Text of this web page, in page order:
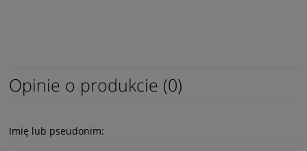
Opinie o produkcie (0)
Imię lub pseudonim: